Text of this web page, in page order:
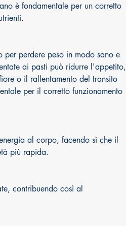
è fondamentale per un corretto
perdere peso in modo sano e
ai pasti può ridurre l'appetito,
o il rallentamento del transito
per il corretto funzionamento
al corpo, facendo sì che il
più rapida.
contribuendo così al